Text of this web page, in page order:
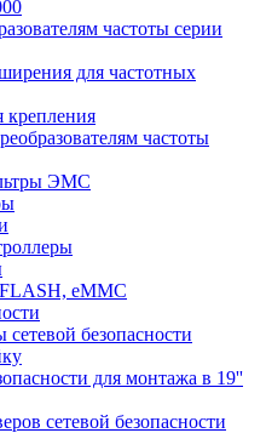
частоты серии
для частотных
крепления
частоты
ЭМС
eMMC
безопасности
для монтажа в 19''
сетевой безопасности